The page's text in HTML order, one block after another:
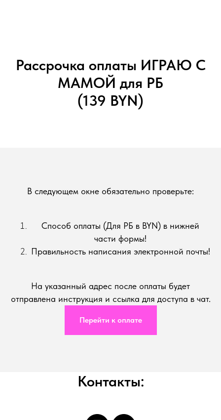
Рассрочка оплаты ИГРАЮ С
МАМОЙ для РБ
(139 BYN)
В следующем окне обязательно проверьте:
Способ оплаты (Для РБ в BYN) в нижней
части формы!
Правильность написания электронной почты!
На указанный адрес после оплаты будет
отправлена инструкция и ссылка для доступа в чат.
Перейти к оплате
Контакты: